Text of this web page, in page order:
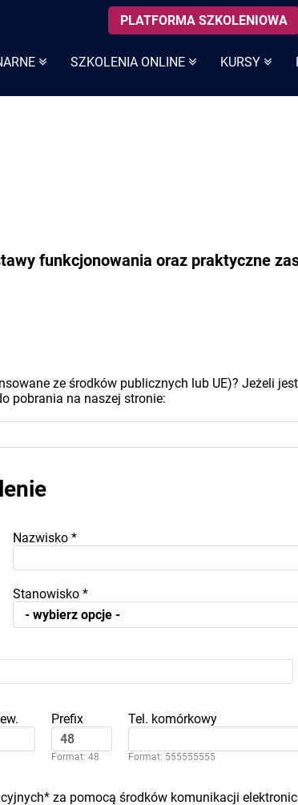
SZKOLENIA ONLINE KURSY
PLATFORMA SZKOLENIOWA
funkcjonowania oraz praktyczne
ze środków publicznych lub UE)? Jeżeli
pobrania na naszej stronie:
Nazwisko *
Stanowisko *
Prefix
Format: 48
Tel. komórkowy
Format: 555555555
za pomocą środków komunikacji